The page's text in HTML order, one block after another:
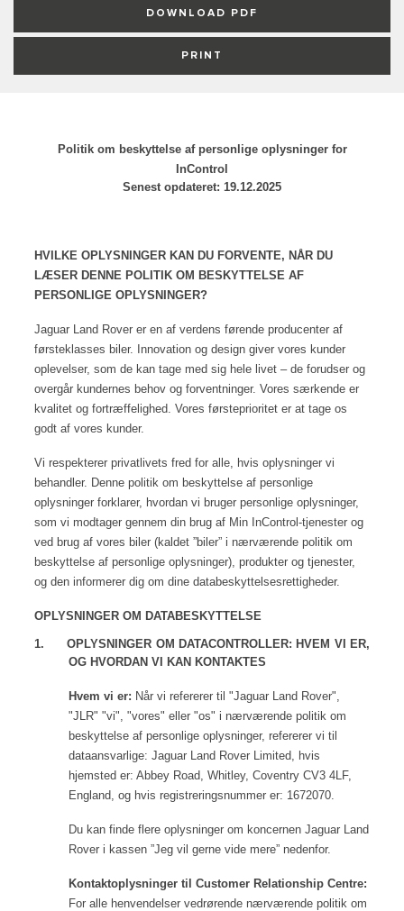
DOWNLOAD PDF
PRINT
Politik om beskyttelse af personlige oplysninger for
InControl
Senest opdateret: 19.12.2025
HVILKE OPLYSNINGER KAN DU FORVENTE, NÅR DU
LÆSER DENNE POLITIK OM BESKYTTELSE AF
PERSONLIGE OPLYSNINGER?
Jaguar Land Rover er en af verdens førende producenter af
førsteklasses biler. Innovation og design giver vores kunder
oplevelser, som de kan tage med sig hele livet – de forudser og
overgår kundernes behov og forventninger. Vores særkende er
kvalitet og fortræffelighed. Vores førsteprioritet er at tage os
godt af vores kunder.
Vi respekterer privatlivets fred for alle, hvis oplysninger vi
behandler. Denne politik om beskyttelse af personlige
oplysninger forklarer, hvordan vi bruger personlige oplysninger,
som vi modtager gennem din brug af Min InControl-tjenester og
ved brug af vores biler (kaldet ”biler” i nærværende politik om
beskyttelse af personlige oplysninger), produkter og tjenester,
og den informerer dig om dine databeskyttelsesrettigheder.
OPLYSNINGER OM DATABESKYTTELSE
1.
OPLYSNINGER OM DATACONTROLLER: HVEM VI ER,
OG HVORDAN VI KAN KONTAKTES
Hvem vi er: Når vi refererer til "Jaguar Land Rover",
"JLR" "vi", "vores" eller "os" i nærværende politik om
beskyttelse af personlige oplysninger, refererer vi til
dataansvarlige: Jaguar Land Rover Limited, hvis
hjemsted er: Abbey Road, Whitley, Coventry CV3 4LF,
England, og hvis registreringsnummer er: 1672070.
Du kan finde flere oplysninger om koncernen Jaguar Land
Rover i kassen ”Jeg vil gerne vide mere” nedenfor.
Kontaktoplysninger til Customer Relationship Centre:
For alle henvendelser vedrørende nærværende politik om